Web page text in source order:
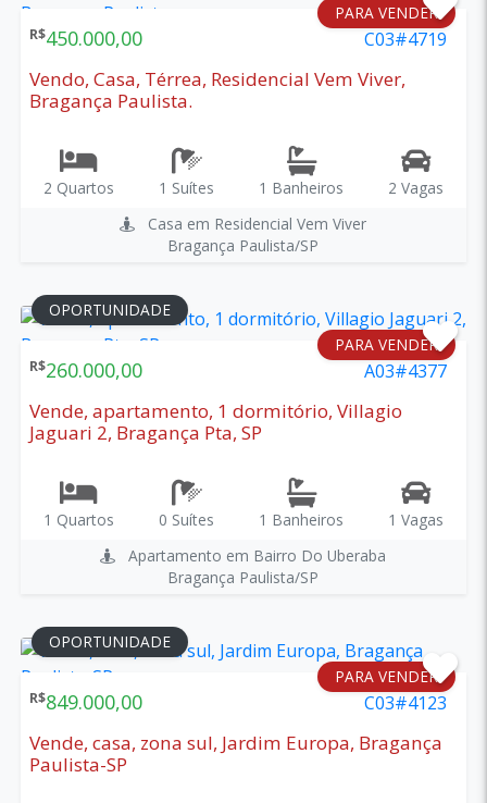
PARA VENDER
R$450.000,00 C03#4719
Vendo, Casa, Térrea, Residencial Vem Viver,
Bragança Paulista.
2 Quartos 1 Suítes 1 Banheiros
2 Vagas
Casa em Residencial Vem Viver
Bragança Paulista/SP
OPORTUNIDADE
PARA VENDER
R$260.000,00 A03#4377
Vende, apartamento, 1 dormitório, Villagio
Jaguari 2, Bragança Pta, SP
1 Quartos 0 Suítes 1 Banheiros
1 Vagas
Apartamento em Bairro Do Uberaba
Bragança Paulista/SP
OPORTUNIDADE
PARA VENDER
R$849.000,00 C03#4123
Vende, casa, zona sul, Jardim Europa, Bragança
Paulista-SP